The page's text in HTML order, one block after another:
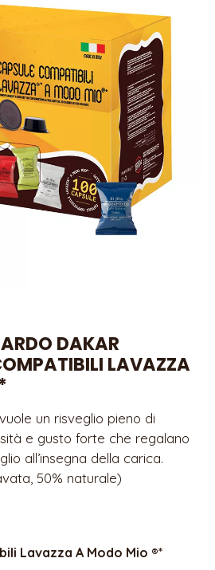
DAKAR
LAVAZZA
un risveglio pieno di
e gusto forte che regalano
all’insegna della carica.
50% naturale)
Lavazza A Modo Mio ®*